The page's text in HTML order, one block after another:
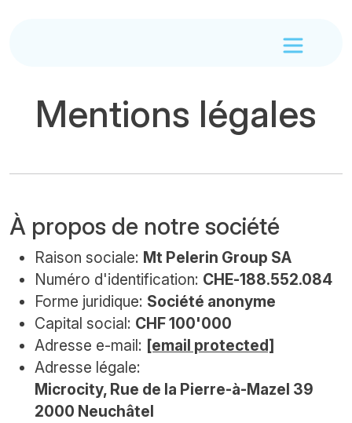
Mentions légales
À propos de notre société
Raison sociale: Mt Pelerin Group SA
Numéro d'identification: CHE-188.552.084
Forme juridique: Société anonyme
Capital social: CHF 100'000
Adresse e-mail: [email protected]
Adresse légale:
Microcity, Rue de la Pierre-à-Mazel 39
2000 Neuchâtel